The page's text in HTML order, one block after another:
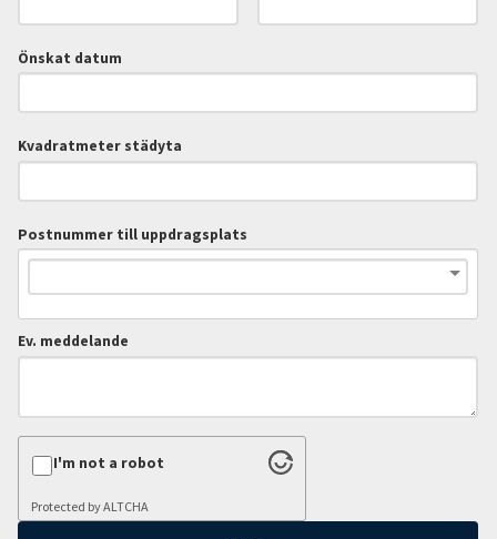
Önskat datum
Kvadratmeter städyta
Postnummer till uppdragsplats
Ev. meddelande
I'm not a robot
Protected byALTCHA